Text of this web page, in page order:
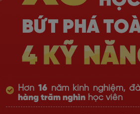
Hơn 16năm kinh nghiệm,
hàng trăm nghìn học viên